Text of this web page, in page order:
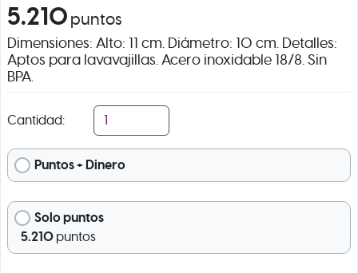
5.210 puntos
Dimensiones: Alto: 11 cm. Diámetro: 10 cm. Detalles:
Aptos para lavavajillas. Acero inoxidable 18/8. Sin
BPA.
Cantidad:
Puntos + Dinero
Solo puntos
5.210 puntos